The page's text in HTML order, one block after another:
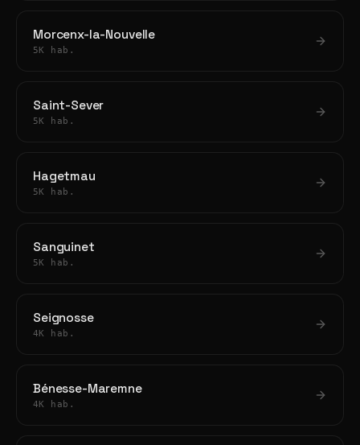
Morcenx-la-Nouvelle
5K hab.
Saint-Sever
5K hab.
Hagetmau
5K hab.
Sanguinet
5K hab.
Seignosse
4K hab.
Bénesse-Maremne
4K hab.